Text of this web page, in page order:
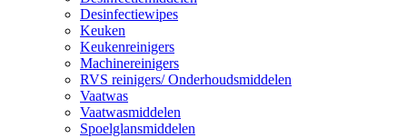
Desinfectiewipes
Keuken
Keukenreinigers
Machinereinigers
RVS reinigers/ Onderhoudsmiddelen
Vaatwas
Vaatwasmiddelen
Spoelglansmiddelen